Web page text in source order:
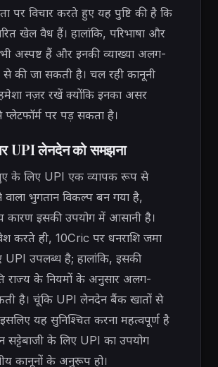
पर विचार करते हुए यह पुष्टि की है कि
खेल वैध हैं। हालांकि, परिभाषा और
अस्पष्ट हैं और इनकी व्याख्या अलग-
की जा सकती है। चल रही कानूनी
नज़र रखें क्योंकि इनका असर
पर पड़ सकता है।
UPI लेनदेन को समझना
के लिए UPI एक व्यापक रूप से
वाला भुगतान विकल्प बन गया है,
कारण इसकी उपयोग में आसानी है।
करते ही, 10Cric पर धनराशि जमा
उपलब्ध है; हालांकि, इसकी
राज्य के नियमों के अनुसार अलग-
है। चूंकि UPI लेनदेन बैंक खातों से
यह सुनिश्चित करना महत्वपूर्ण है
सट्टेबाजी के लिए UPI का उपयोग
कानूनों के अनुरूप हो।